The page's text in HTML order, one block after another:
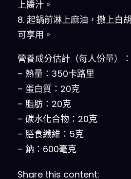
上醬汁。
8. 起鍋前淋上麻油，撒上白
可享用。
營養成分估計（每人份量）：
– 熱量：350卡路里
– 蛋白質：20克
– 脂肪：20克
– 碳水化合物：20克
– 膳食纖維：5克
– 鈉：600毫克
Share this content: